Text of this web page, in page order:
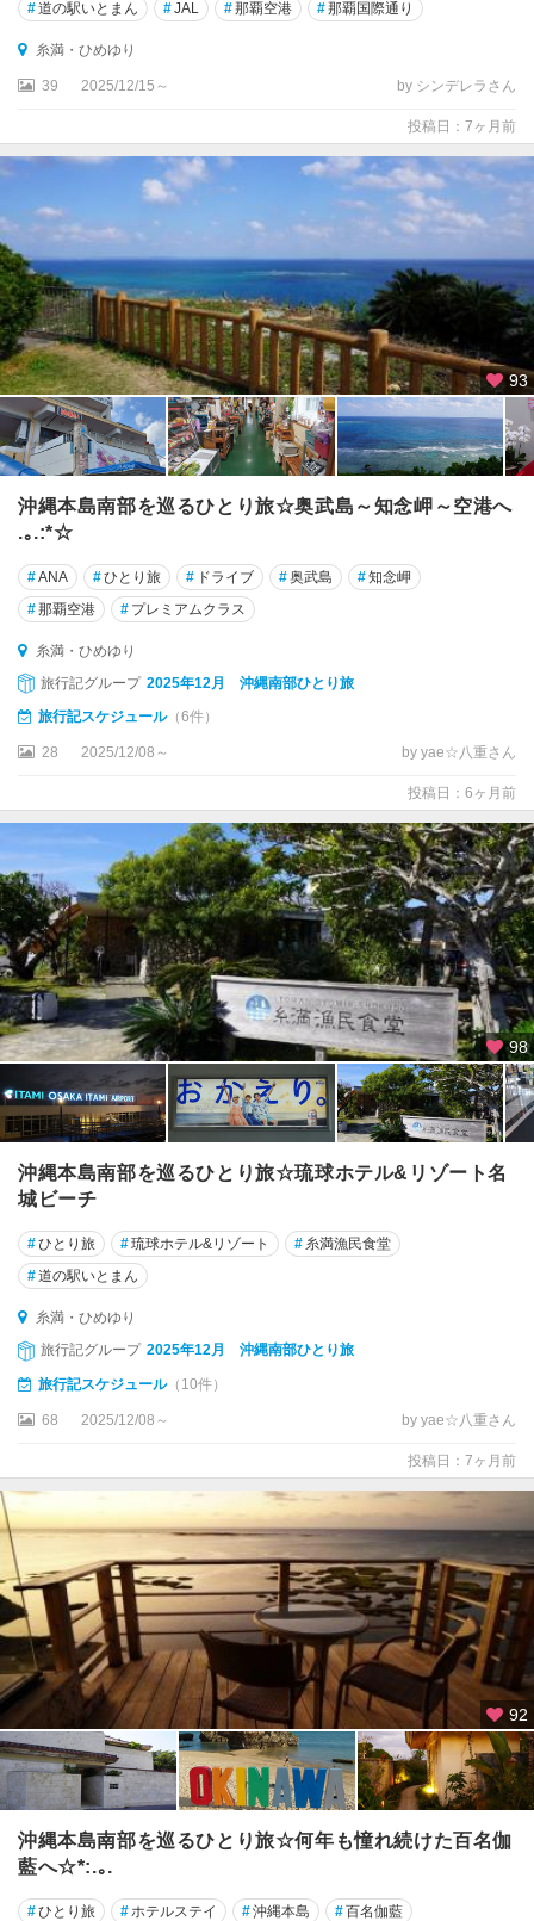
#道の駅いとまん #JAL #那覇空港 #那覇国際通り
糸満・ひめゆり
39 2025/12/15～ by シンデレラさん
投稿日：7ヶ月前
93
沖縄本島南部を巡るひとり旅☆奥武島～知念岬～空港へ
.｡.:*☆
#ANA #ひとり旅 # ドライブ #奥武島 #知念岬
#那覇空港 # プレミアムクラス
糸満・ひめゆり
旅行記グループ 2025年12月 沖縄南部ひとり旅
旅行記スケジュール（6件）
28 2025/12/08～ by yae☆八重さん
投稿日：6ヶ月前
98
沖縄本島南部を巡るひとり旅☆琉球ホテル&リゾート名
城ビーチ
#ひとり旅 #琉球ホテル&リゾート # 糸満漁民食堂
#道の駅いとまん
糸満・ひめゆり
旅行記グループ 2025年12月 沖縄南部ひとり旅
旅行記スケジュール（10件）
68 2025/12/08～ by yae☆八重さん
投稿日：7ヶ月前
92
沖縄本島南部を巡るひとり旅☆何年も憧れ続けた百名伽
藍へ☆*:.｡.
#ひとり旅 # ホテルステイ #沖縄本島 #百名伽藍